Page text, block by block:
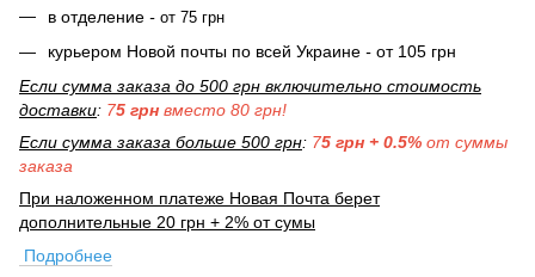
в отделение - от 75 грн
курьером Новой почты по всей Украине - от 105 грн
Если сумма заказа до 500 грн включительно стоимость
доставки: 75 грн вместо 80 грн!
Если сумма заказа больше 500 грн: 75 грн + 0.5% от суммы
заказа
При наложенном платеже Новая Почта берет
дополнительные 20 грн + 2% от сумы
Подробнее